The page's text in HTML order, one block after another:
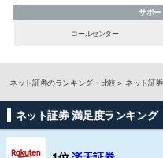
サポ
コールセンター
ネット証券のランキング・比較 ネット証
ネット証券 満足度ランキング